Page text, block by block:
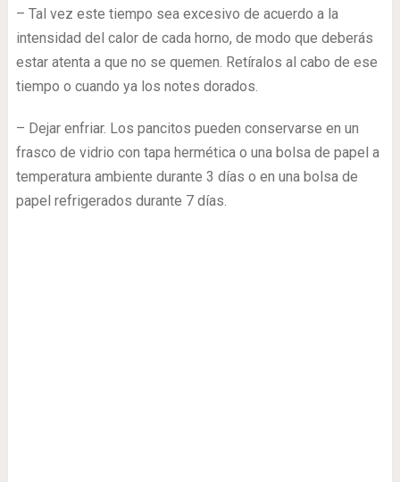
– Tal vez este tiempo sea excesivo de acuerdo a la
intensidad del calor de cada horno, de modo que deberás
estar atenta a que no se quemen. Retíralos al cabo de ese
tiempo o cuando ya los notes dorados.
– Dejar enfriar. Los pancitos pueden conservarse en un
frasco de vidrio con tapa hermética o una bolsa de papel a
temperatura ambiente durante 3 días o en una bolsa de
papel refrigerados durante 7 días.